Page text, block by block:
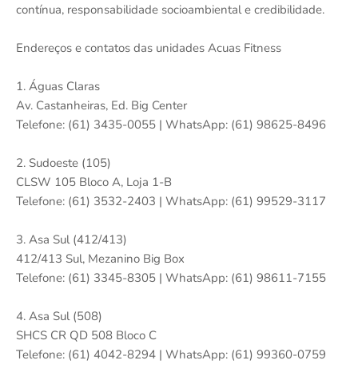
contínua, responsabilidade socioambiental e credibilidade.
Endereços e contatos das unidades Acuas Fitness
1. Águas Claras
Av. Castanheiras, Ed. Big Center
Telefone: (61) 3435-0055 | WhatsApp: (61) 98625-8496
2. Sudoeste (105)
CLSW 105 Bloco A, Loja 1-B
Telefone: (61) 3532-2403 | WhatsApp: (61) 99529-3117
3. Asa Sul (412/413)
412/413 Sul, Mezanino Big Box
Telefone: (61) 3345-8305 | WhatsApp: (61) 98611-7155
4. Asa Sul (508)
SHCS CR QD 508 Bloco C
Telefone: (61) 4042-8294 | WhatsApp: (61) 99360-0759